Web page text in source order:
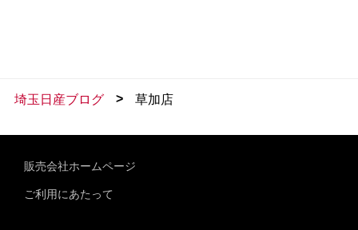
埼玉日産ブログ > 草加店
販売会社ホームページ
ご利用にあたって